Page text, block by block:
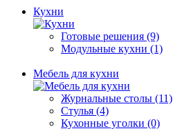
Кухни
Готовые решения (9)
Модульные кухни (1)
Мебель для кухни
Журнальные столы (11)
Стулья (4)
Кухонные уголки (0)